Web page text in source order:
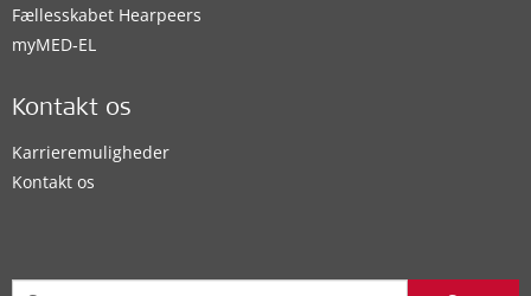
Fællesskabet Hearpeers
myMED‑EL
Kontakt os
Karrieremuligheder
Kontakt os